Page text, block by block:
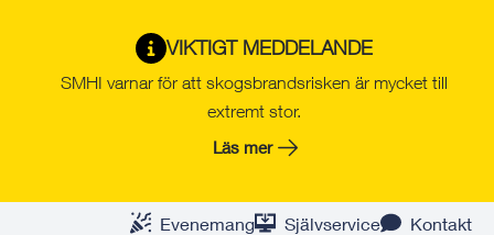
VIKTIGT MEDDELANDE
SMHI varnar för att skogsbrandsrisken är mycket till
extremt stor.
Läs mer
Evenemang Självservice Kontakt
Klagomål om olägenhet,
störning eller olaglighet
Om du upplever en störning, olägenhet eller vill
en anmälan om detta.